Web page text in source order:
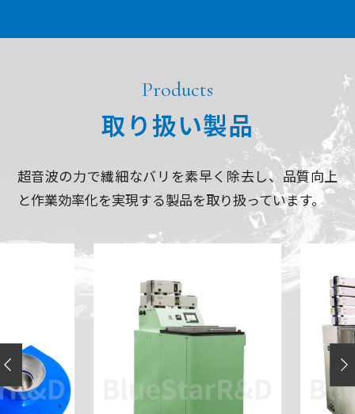
Products
取り扱い製品
超音波の力で繊細なバリを素早く除去し、品質向上
と作業効率化を実現する製品を取り扱っています。